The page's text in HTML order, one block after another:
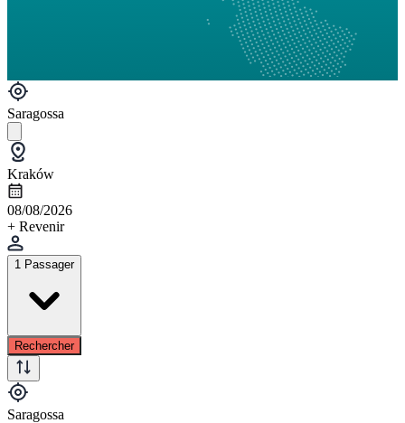
Saragossa
Kraków
08/08/2026
+ Revenir
1 Passager
Rechercher
Saragossa